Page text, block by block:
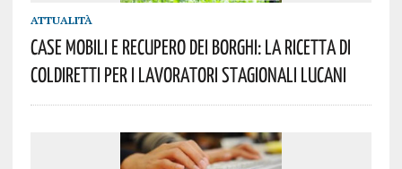
ATTUALITÀ
Case Mobili E Recupero Dei Borghi: La Ricetta Di
Coldiretti Per I Lavoratori Stagionali Lucani